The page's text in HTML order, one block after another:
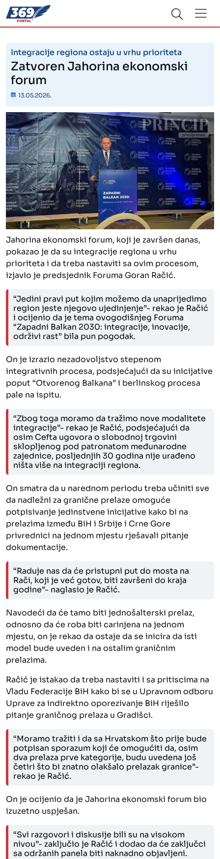
Integracije regiona ostaju u vrhu prioriteta
Zatvoren Jahorina ekonomski
forum
13.05.2026.
Jahorina ekonomski forum, koji je završen danas,
pokazao je da su integracije regiona u vrhu
prioriteta i da treba nastaviti sa ovim procesom,
izjavio je predsjednik Foruma Goran Račić.
“Jedini pravi put kojim možemo da unaprijedimo
region jeste njegovo ujedinjenje”- rekao je Račić
i ocijenio da je tema ovogodišnjeg Foruma
“Zapadni Balkan 2030: integracije, inovacije,
održivi rast” bila pun pogodak.
On je izrazio nezadovoljstvo stepenom
integrativnih procesa, podsjećajući da su inicijative
poput “Otvorenog Balkana” i berlinskog procesa
pale na ispitu.
“Zbog toga moramo da tražimo nove modalitete
integracije”- rekao je Račić, podsjećajući da
osim Cefta ugovora o slobodnoj trgovini
sklopljenog pod patronatom međunarodne
zajednice, posljednjih 30 godina nije urađeno
ništa više na integraciji regiona.
On smatra da u narednom periodu treba učiniti sve
da nadležni za granične prelaze omoguće
potpisivanje jedinstvene inicijative kako bi na
prelazima između BiH i Srbije i Crne Gore
privrednici na jednom mjestu rješavali pitanje
dokumentacije.
“Raduje nas da će pristupni put do mosta na
Rači, koji je već gotov, biti završeni do kraja
godine”- naglasio je Račić.
Navodeći da će tamo biti jednošalterski prelaz,
odnosno da će roba biti carinjena na jednom
mjestu, on je rekao da ostaje da se inicira da isti
model bude uveden i na ostalim graničnim
prelazima.
Račić je istakao da treba nastaviti i sa pritiscima na
Vladu Federacije BiH kako bi se u Upravnom odboru
Uprave za indirektno oporezivanje BiH riješilo
pitanje graničnog prelaza u Gradišci.
“Moramo tražiti i da sa Hrvatskom što prije bude
potpisan sporazum koji će omogućiti da, osim
dva prelaza prve kategorije, budu uvedena još
četiri što bi znatno olakšalo prelazak granice”-
rekao je Račić.
On je ocijenio da je Jahorina ekonomski forum bio
izuzetno uspješan.
“Svi razgovori i diskusije bili su na visokom
nivou”- zaključio je Račić i dodao da će zaključci
sa održanih panela biti naknadno objavljeni.